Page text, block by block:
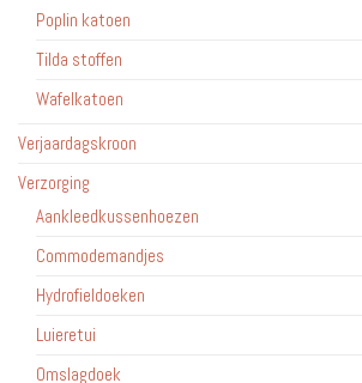
Poplin katoen
Tilda stoffen
Wafelkatoen
Verjaardagskroon
Verzorging
Aankleedkussenhoezen
Commodemandjes
Hydrofieldoeken
Luieretui
Omslagdoek